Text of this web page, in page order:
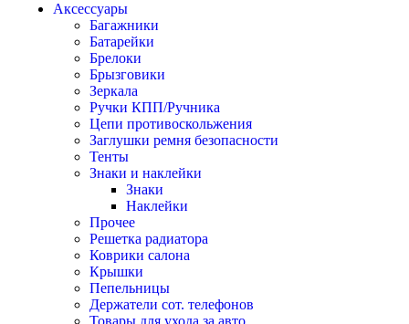
Аксессуары
Багажники
Батарейки
Брелоки
Брызговики
Зеркала
Ручки КПП/Ручника
Цепи противоскольжения
Заглушки ремня безопасности
Тенты
Знаки и наклейки
Знаки
Наклейки
Прочее
Решетка радиатора
Коврики салона
Крышки
Пепельницы
Держатели сот. телефонов
Товары для ухода за авто